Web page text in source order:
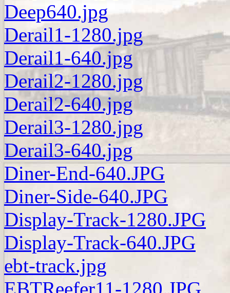
Deep640.jpg
Derail1-1280.jpg
Derail1-640.jpg
Derail2-1280.jpg
Derail2-640.jpg
Derail3-1280.jpg
Derail3-640.jpg
Diner-End-640.JPG
Diner-Side-640.JPG
Display-Track-1280.JPG
Display-Track-640.JPG
ebt-track.jpg